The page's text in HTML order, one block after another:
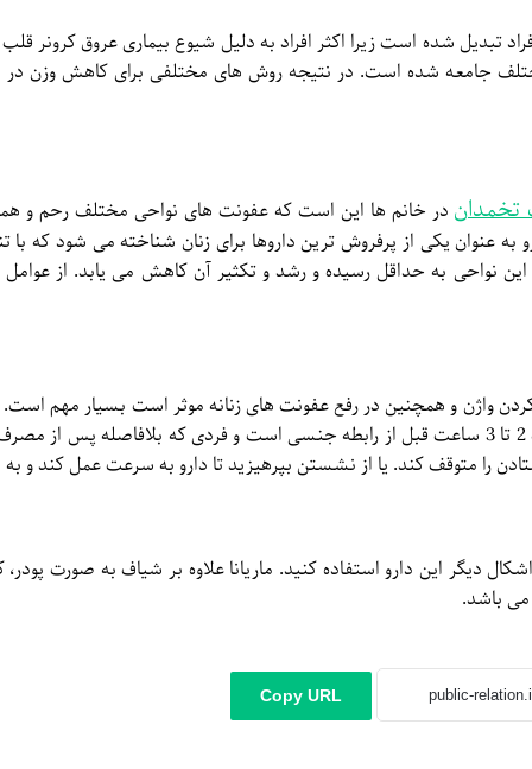
تبدیل شده است زیرا اکثر افراد به دلیل شیوع بیماری عروق کرونر قلب
جامعه شده است. در نتیجه روش های مختلفی برای کاهش وزن در
تخمدان در خانم ها این است که عفونت های نواحی مختلف رحم و
عنوان یکی از پرفروش ترین داروها برای زنان شناخته می شود که
نواحی به حداقل رسیده و رشد و تکثیر آن کاهش می یابد. از عوامل
و همچنین در رفع عفونت های زنانه موثر است بسیار مهم است.
این دارو برای تنگ کردن واژن استفاده می کنند، بهترین زمان مصرف 2 تا 3 ساعت قبل از رابطه جنسی است و فردی که
دیگر این دارو استفاده کنید. ماریانا علاوه بر شیاف به صورت
باشد.
Copy URL